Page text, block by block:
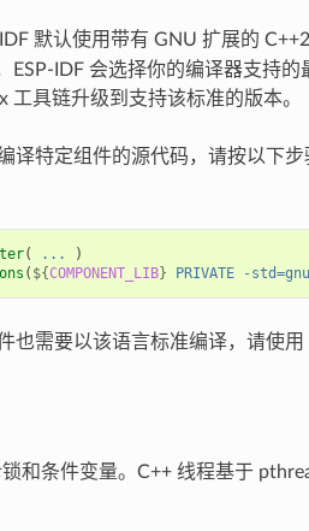
默认使用带有 GNU 扩展的
ESP-IDF 会选择你的编译器支持
工具链升级到支持该标准的版本。
译特定组件的源代码，请按以下
( ...
)
( ${COMPONENT_LIB} PRIVATE -
也需要以该语言标准编译，请使用
和条件变量。C++ 线程基于